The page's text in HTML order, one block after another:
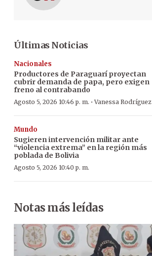
Últimas Noticias
Nacionales
Productores de Paraguarí proyectan
cubrir demanda de papa, pero exigen
freno al contrabando
Agosto 5, 2026 10:46 p. m. ·Vanessa Rodríguez
Mundo
Sugieren intervención militar ante
“violencia extrema” en la región más
poblada de Bolivia
Agosto 5, 2026 10:40 p. m.
Notas más leídas